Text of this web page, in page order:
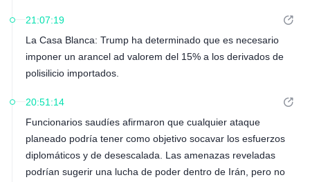
21:07:19
La Casa Blanca: Trump ha determinado que es necesario
imponer un arancel ad valorem del 15% a los derivados de
polisilicio importados.
20:51:14
Funcionarios saudíes afirmaron que cualquier ataque
planeado podría tener como objetivo socavar los esfuerzos
diplomáticos y de desescalada. Las amenazas reveladas
podrían sugerir una lucha de poder dentro de Irán, pero no